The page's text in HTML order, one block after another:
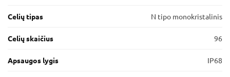
Celių tipas N tipo monokristalinis
Celių skaičius 96
Apsaugos lygis IP68